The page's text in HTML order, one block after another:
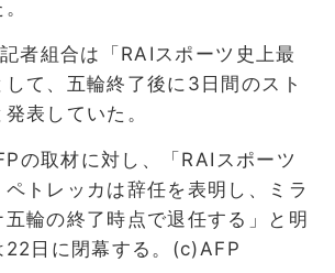
者組合は「RAIスポーツ史上最
て、五輪終了後に3日間のスト
表していた。
の取材に対し、「RAIスポーツ
トレッカは辞任を表明し、ミラ
五輪の終了時点で退任する」と明
22日に閉幕する。(c)AFP